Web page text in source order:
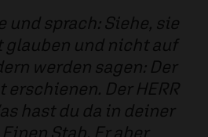
und sprach: Siehe, sie
und nicht auf
werden sagen: Der
erschienen. Der HERR
hast du da in deiner
Stab. Er aber